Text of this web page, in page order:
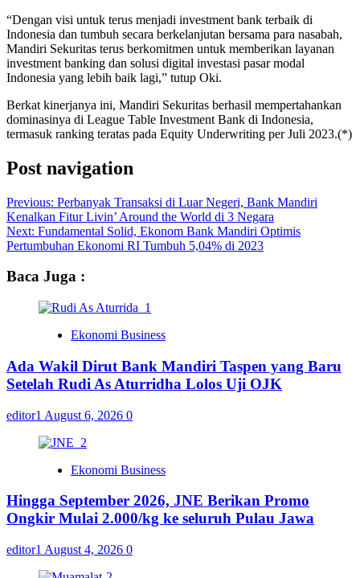
“Dengan visi untuk terus menjadi investment bank terbaik di
Indonesia dan tumbuh secara berkelanjutan bersama para nasabah,
Mandiri Sekuritas terus berkomitmen untuk memberikan layanan
investment banking dan solusi digital investasi pasar modal
Indonesia yang lebih baik lagi,” tutup Oki.
Berkat kinerjanya ini, Mandiri Sekuritas berhasil mempertahankan
dominasinya di League Table Investment Bank di Indonesia,
termasuk ranking teratas pada Equity Underwriting per Juli 2023.(*)
Post navigation
Previous: Perbanyak Transaksi di Luar Negeri, Bank Mandiri
Kenalkan Fitur Livin’ Around the World di 3 Negara
Next: Fundamental Solid, Ekonom Bank Mandiri Optimis
Pertumbuhan Ekonomi RI Tumbuh 5,04% di 2023
Baca Juga :
Ekonomi Business
Ada Wakil Dirut Bank Mandiri Taspen yang Baru
Setelah Rudi As Aturridha Lolos Uji OJK
editor1 August 6, 2026 0
Ekonomi Business
Hingga September 2026, JNE Berikan Promo
Ongkir Mulai 2.000/kg ke seluruh Pulau Jawa
editor1 August 4, 2026 0